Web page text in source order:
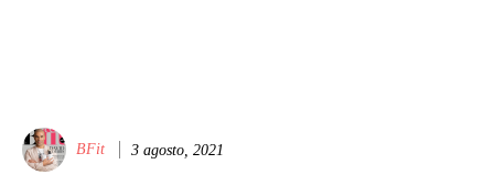
BFit 3 agosto, 2021